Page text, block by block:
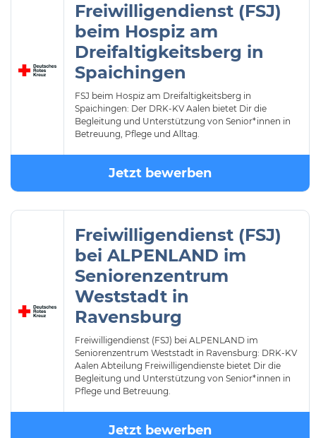
Freiwilligendienst (FSJ)
beim Hospiz am
Dreifaltigkeitsberg in
Spaichingen
FSJ beim Hospiz am Dreifaltigkeitsberg in
Spaichingen: Der DRK-KV Aalen bietet Dir die
Begleitung und Unterstützung von Senior*innen in
Betreuung, Pflege und Alltag.
Jetzt bewerben
Freiwilligendienst (FSJ)
bei ALPENLAND im
Seniorenzentrum
Weststadt in
Ravensburg
Freiwilligendienst (FSJ) bei ALPENLAND im
Seniorenzentrum Weststadt in Ravensburg: DRK-KV
Aalen Abteilung Freiwilligendienste bietet Dir die
Begleitung und Unterstützung von Senior*innen in
Pflege und Betreuung.
Jetzt bewerben